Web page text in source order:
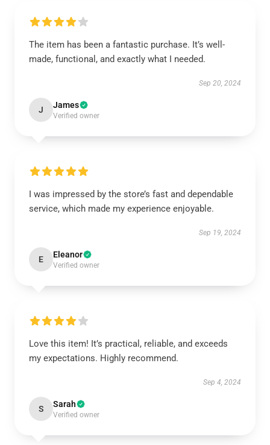
The item has been a fantastic purchase. It’s well-
made, functional, and exactly what I needed.
Sep 20, 2024
J James
Verified owner
I was impressed by the store’s fast and dependable
service, which made my experience enjoyable.
Sep 19, 2024
E Eleanor
Verified owner
Love this item! It’s practical, reliable, and exceeds
my expectations. Highly recommend.
Sep 4, 2024
S Sarah
Verified owner